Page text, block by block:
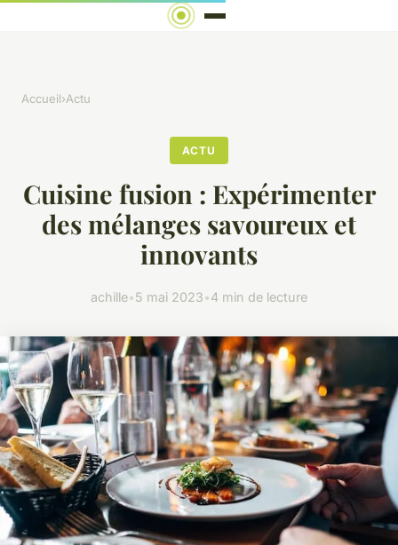
Accueil›Actu
ACTU
Cuisine fusion : Expérimenter
des mélanges savoureux et
innovants
achille•5 mai 2023•4 min de lecture